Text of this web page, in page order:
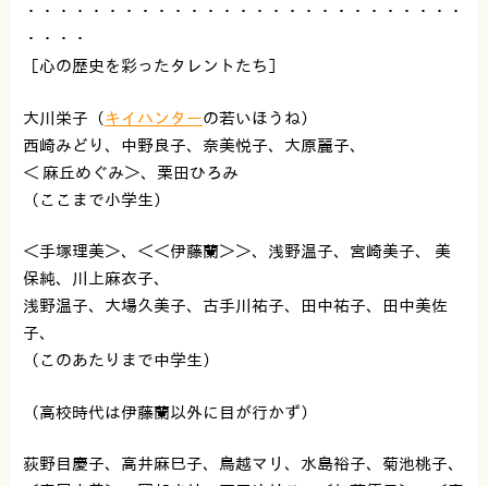
・・・・・・・・・・・・・・・・・・・・・・・・・・・
・・・・
［心の歴史を彩ったタレントたち］
大川栄子（キイハンターの若いほうね）
西崎みどり、中野良子、奈美悦子、大原麗子、
＜ 麻丘めぐみ＞、栗田ひろみ
（ここまで小学生）
＜手塚理美＞、＜＜伊藤蘭＞＞、浅野温子、宮崎美子、 美
保純、川上麻衣子、
浅野温子、大場久美子、古手川祐子、田中祐子、田中美佐
子、
（このあたりまで中学生）
（高校時代は伊藤蘭以外に目が行かず）
荻野目慶子、高井麻巳子、鳥越マリ、水島裕子、菊池桃子、